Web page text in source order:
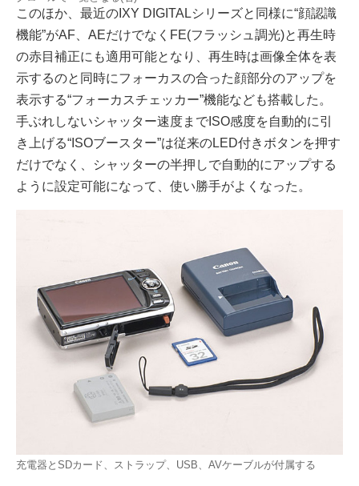
このほか、最近のIXY DIGITALシリーズと同様に“顔認識
機能”がAF、AEだけでなくFE(フラッシュ調光)と再生時
の赤目補正にも適用可能となり、再生時は画像全体を表
示するのと同時にフォーカスの合った顔部分のアップを
表示する“フォーカスチェッカー”機能なども搭載した。
手ぶれしないシャッター速度までISO感度を自動的に引
き上げる“ISOブースター”は従来のLED付きボタンを押す
だけでなく、シャッターの半押しで自動的にアップする
ように設定可能になって、使い勝手がよくなった。
充電器とSDカード、ストラップ、USB、AVケーブルが付属する